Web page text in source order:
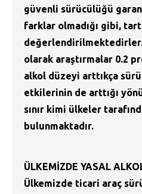
güvenli sürücülüğü
farklar olmadığı gibi,
olarak araştırmalar 0.2
alkol düzeyi arttıkça
etkilerinin de arttığı
sınır kimi ülkeler
bulunmaktadır.
ÜLKEMİZDE YASAL
Ülkemizde ticari araç